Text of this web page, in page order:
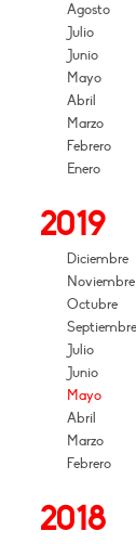
Agosto
Julio
Junio
Mayo
Abril
Marzo
Febrero
Enero
2019
Diciembre
Noviembre
Octubre
Septiembre
Julio
Junio
Mayo
Abril
Marzo
Febrero
2018